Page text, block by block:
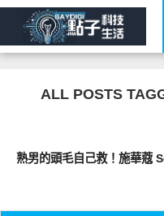
ALL POSTS
熟男的頭毛自己救！施華蔻